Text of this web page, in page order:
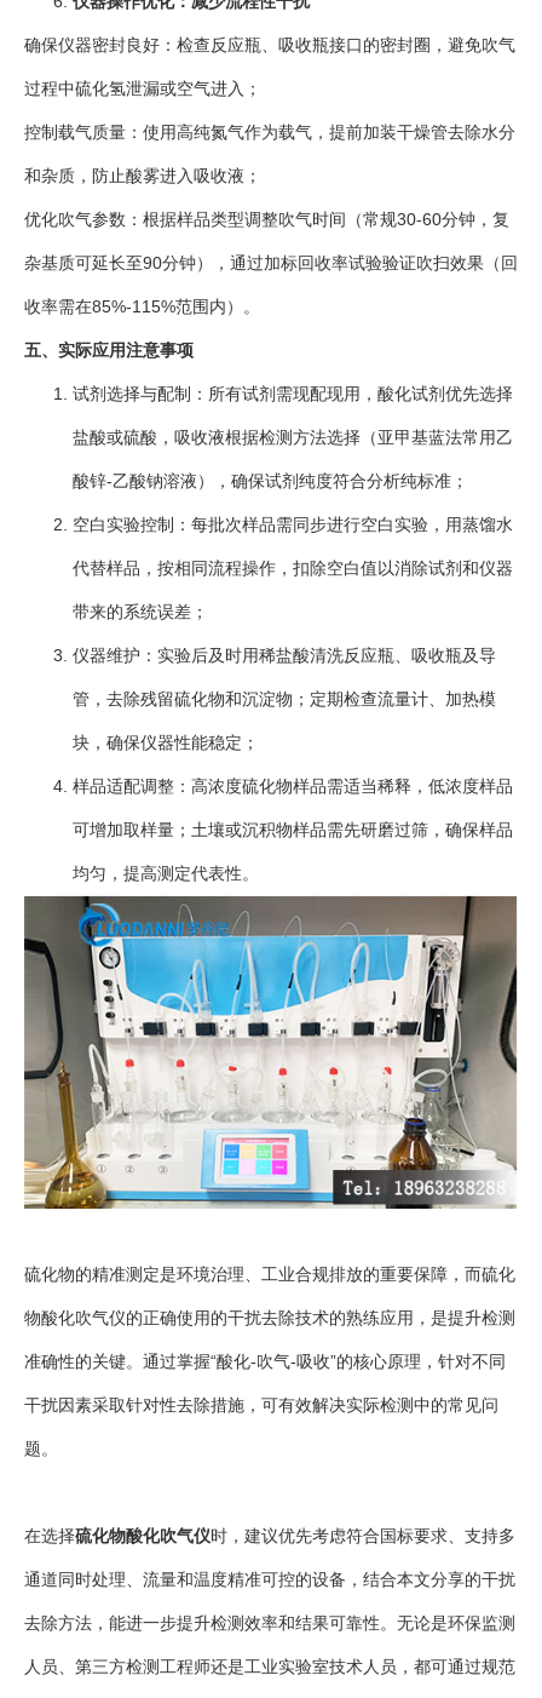
确保仪器密封良好：检查反应瓶、吸收瓶接口的密封圈，避免吹气
过程中硫化氢泄漏或空气进入；
控制载气质量：使用高纯氮气作为载气，提前加装干燥管去除水分
和杂质，防止酸雾进入吸收液；
优化吹气参数：根据样品类型调整吹气时间（常规30-60分钟，复
杂基质可延长至90分钟），通过加标回收率试验验证吹扫效果（回
收率需在85%-115%范围内）。
五、实际应用注意事项
试剂选择与配制：所有试剂需现配现用，酸化试剂优先选择
盐酸或硫酸，吸收液根据检测方法选择（亚甲基蓝法常用乙
酸锌-乙酸钠溶液），确保试剂纯度符合分析纯标准；
空白实验控制：每批次样品需同步进行空白实验，用蒸馏水
代替样品，按相同流程操作，扣除空白值以消除试剂和仪器
带来的系统误差；
仪器维护：实验后及时用稀盐酸清洗反应瓶、吸收瓶及导
管，去除残留硫化物和沉淀物；定期检查流量计、加热模
块，确保仪器性能稳定；
样品适配调整：高浓度硫化物样品需适当稀释，低浓度样品
可增加取样量；土壤或沉积物样品需先研磨过筛，确保样品
均匀，提高测定代表性。
硫化物的精准测定是环境治理、工业合规排放的重要保障，而硫化
物酸化吹气仪的正确使用的干扰去除技术的熟练应用，是提升检测
准确性的关键。通过掌握“酸化-吹气-吸收”的核心原理，针对不同
干扰因素采取针对性去除措施，可有效解决实际检测中的常见问
题。
在选择硫化物酸化吹气仪时，建议优先考虑符合国标要求、支持多
通道同时处理、流量和温度精准可控的设备，结合本文分享的干扰
去除方法，能进一步提升检测效率和结果可靠性。无论是环保监测
人员、第三方检测工程师还是工业实验室技术人员，都可通过规范